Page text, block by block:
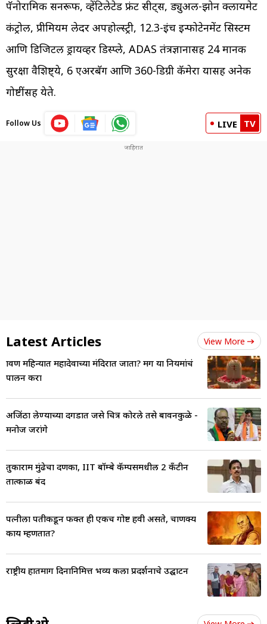
पॅनोरामिक सनरूफ, व्हेंटिलेटेड फ्रंट सीट्स, ड्युअल-झोन क्लायमेट
कंट्रोल, प्रीमियम लेदर अपहोल्स्ट्री, 12.3-इंच इन्फोटेनमेंट सिस्टम
आणि डिजिटल ड्रायव्हर डिस्प्ले, ADAS तंत्रज्ञानासह 24 मानक
सुरक्षा वैशिष्ट्ये, 6 एअरबॅग आणि 360-डिग्री कॅमेरा यासह अनेक
गोष्टींसह येते.
Follow Us LIVE TV
Latest Articles View More
श्रावण महिन्यात महादेवाच्या मंदिरात जाता? मग या नियमांचं
पालन करा
अजिंठा लेण्याच्या दगडात जसे चित्र कोरले तसे बावनकुळे -
मनोज जरांगे
तुकाराम मुंढेचा दणका, IIT बॉम्बे कॅम्पसमधील 2 कँटीन
तात्काळ बंद
पत्नीला पतीकडून फक्त ही एकच गोष्ट हवी असते, चाणक्य
काय म्हणतात?
राष्ट्रीय हातमाग दिनानिमित्त भव्य कला प्रदर्शनाचे उद्घाटन